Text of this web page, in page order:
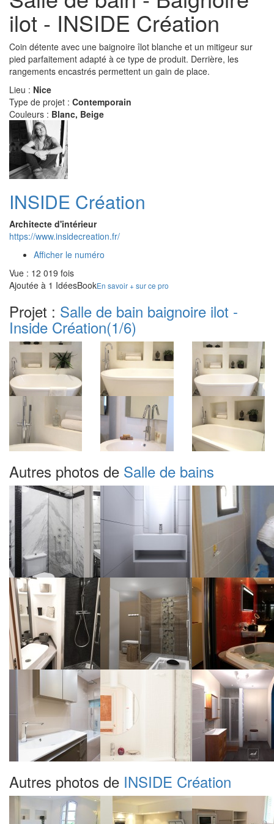
ilot - INSIDE Création
Coin détente avec une baignoire îlot blanche et un mitigeur sur
pied parfaitement adapté à ce type de produit. Derrière, les
rangements encastrés permettent un gain de place.
Lieu : Nice
Type de projet : Contemporain
Couleurs : Blanc, Beige
INSIDE Création
Architecte d'intérieur
https://www.insidecreation.fr/
Afficher le numéro
Vue : 12 019 fois
Ajoutée à 1 IdéesBookEn savoir + sur ce pro
Projet : Salle de bain baignoire ilot -
Inside Création(1/6)
Autres photos de Salle de bains
Autres photos de INSIDE Création